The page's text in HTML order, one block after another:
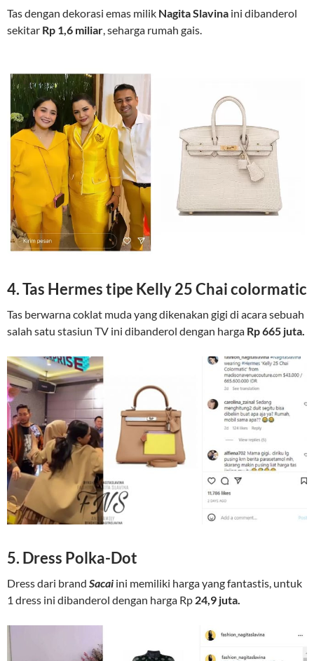
Tas dengan dekorasi emas milik Nagita Slavina ini dibanderol
sekitar Rp 1,6 miliar, seharga rumah gais.
4. Tas Hermes tipe Kelly 25 Chai colormatic
Tas berwarna coklat muda yang dikenakan gigi di acara sebuah
salah satu stasiun TV ini dibanderol dengan harga Rp 665 juta.
5. Dress Polka-Dot
Dress dari brand Sacai ini memiliki harga yang fantastis, untuk
1 dress ini dibanderol dengan harga Rp 24,9 juta.